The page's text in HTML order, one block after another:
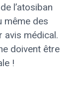
l’atosiban
même des
avis médical.
doivent être
!